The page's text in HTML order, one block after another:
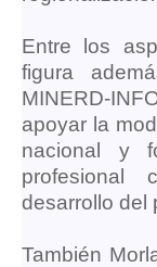
Entre los
figura
MINERD-
apoyar la
nacional y
profesional
desarrollo del
También